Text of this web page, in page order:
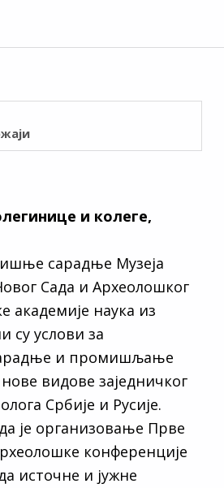
и колеге,
сарадње Музеја
Сада и Археолошког
академије наука из
су услови за
и промишљање
видове заједничког
Србије и Русије.
је организовање Прве
конференције
источне и јужне